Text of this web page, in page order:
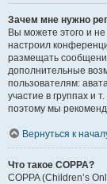
Зачем мне нужно
Вы можете этого и не
настроил
размещать
дополнительные
пользователям:
участие в группах и
поэтому мы
Вернуться к
Что такое COPPA?
COPPA (Children’s